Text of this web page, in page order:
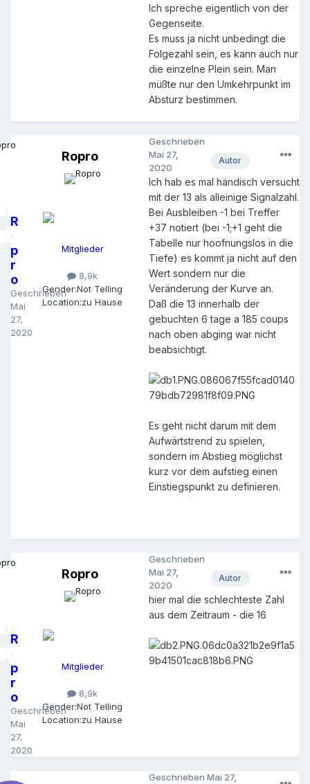
Ich spreche eigentlich von der
Gegenseite.
Es muss ja nicht unbedingt die
Folgezahl sein, es kann auch nur
die einzelne Plein sein. Man
müßte nur den Umkehrpunkt im
Absturz bestimmen.
R
o
p
r
o
Geschrieben
Mai
27,
2020
Ropro
Mitglieder
8,9k
Gender:Not Telling
Location:zu Hause
Autor
Geschrieben
Mai 27,
2020
Ich hab es mal händisch versucht
mit der 13 als alleinige Signalzahl.
Bei Ausbleiben -1 bei Treffer
+37 notiert (bei -1;+1 geht die
Tabelle nur hoofnungslos in die
Tiefe) es kommt ja nicht auf den
Wert sondern nur die
Veränderung der Kurve an.
Daß die 13 innerhalb der
gebuchten 6 tage a 185 coups
nach oben abging war nicht
beabsichtigt.
Es geht nicht darum mit dem
Aufwärtstrend zu spielen,
sondern im Abstieg möglichst
kurz vor dem aufstieg einen
Einstiegspunkt zu definieren.
R
o
p
r
o
Geschrieben
Mai
27,
2020
Ropro
Mitglieder
8,9k
Gender:Not Telling
Location:zu Hause
Autor
Geschrieben
Mai 27,
2020
hier mal die schlechteste Zahl
aus dem Zeitraum - die 16
Geschrieben Mai 27,